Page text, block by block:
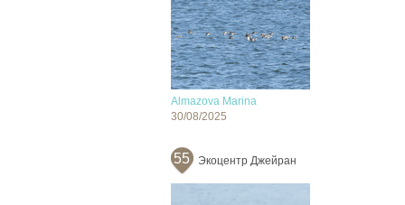
Almazova Marina
30/08/2025
55 Экоцентр Джейран